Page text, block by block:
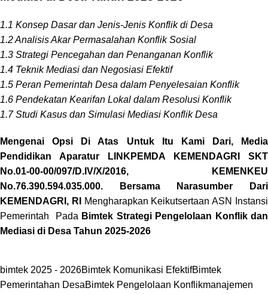
1.1 Konsep Dasar dan Jenis-Jenis Konflik di Desa
1.2 Analisis Akar Permasalahan Konflik Sosial
1.3 Strategi Pencegahan dan Penanganan Konflik
1.4 Teknik Mediasi dan Negosiasi Efektif
1.5 Peran Pemerintah Desa dalam Penyelesaian Konflik
1.6 Pendekatan Kearifan Lokal dalam Resolusi Konflik
1.7 Studi Kasus dan Simulasi Mediasi Konflik Desa
Mengenai Opsi Di Atas Untuk Itu Kami Dari, Media
Pendidikan Aparatur LINKPEMDA KEMENDAGRI SKT
No.01-00-00/097/D.IV/X/2016, KEMENKEU
No.76.390.594.035.000. Bersama Narasumber Dari
KEMENDAGRI, RI
Mengharapkan Keikutsertaan ASN Instansi
Pemerintah Pada Bimtek Strategi Pengelolaan Konflik dan
Mediasi di Desa Tahun 2025-2026
bimtek 2025 - 2026Bimtek Komunikasi EfektifBimtek
Pemerintahan DesaBimtek Pengelolaan Konflikmanajemen